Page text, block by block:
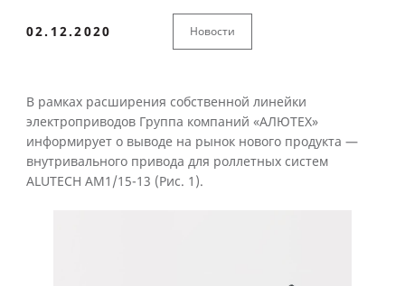
02.12.2020 Новости
В рамках расширения собственной линейки
электроприводов Группа компаний «АЛЮТЕХ»
информирует о выводе на рынок нового продукта —
внутривального привода для роллетных систем
ALUTECH AM1/15-13 (Рис. 1).